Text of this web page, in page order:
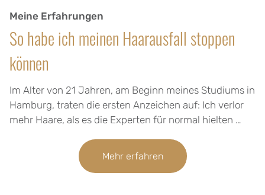
Meine Erfahrungen
So habe ich meinen Haarausfall stoppen
können
Im Alter von 21 Jahren, am Beginn meines Studiums in
Hamburg, traten die ersten Anzeichen auf: Ich verlor
mehr Haare, als es die Experten für normal hielten …
Mehr erfahren